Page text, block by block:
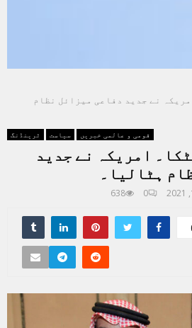
نے جدید دفاعی میزائل نظام
ٹرینڈنگ سیاست قومی و عالمی خبریں
امریکہ نے جدید
ہٹالیا۔
0
638